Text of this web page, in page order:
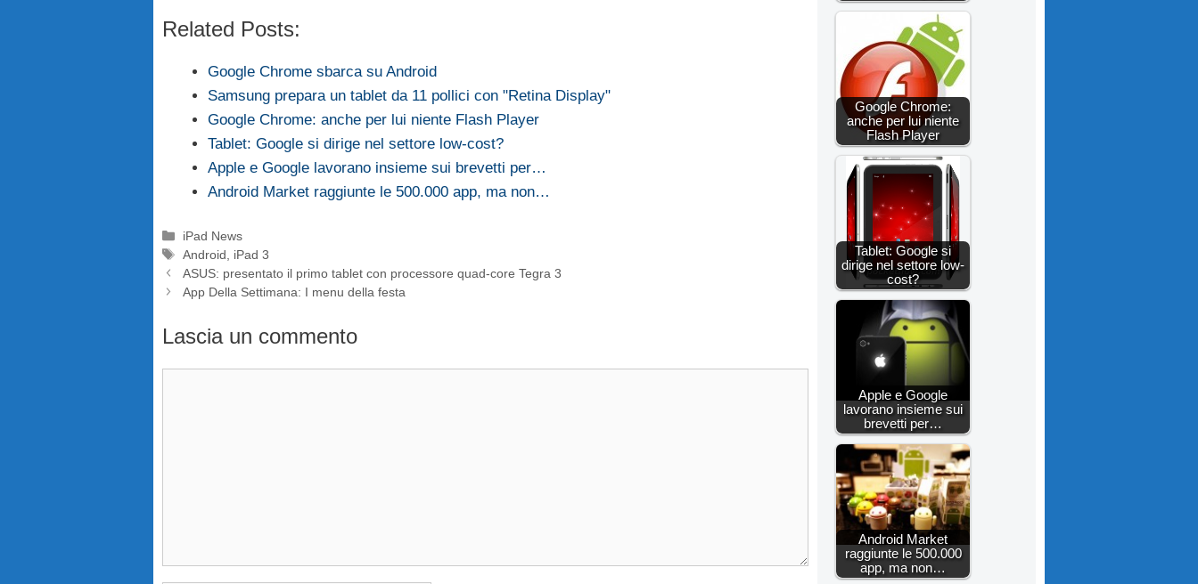
Related Posts:
Google Chrome sbarca su Android
Samsung prepara un tablet da 11 pollici con "Retina Display"
Google Chrome: anche per lui niente Flash Player
Tablet: Google si dirige nel settore low-cost?
Apple e Google lavorano insieme sui brevetti per…
Android Market raggiunte le 500.000 app, ma non…
Categorie
iPad News
Tag
Android
iPad 3
ASUS: presentato il primo tablet con processore quad-core Tegra 3
App Della Settimana: I menu della festa
Lascia un commento
Google Chrome:
anche per lui niente
Flash Player
Tablet: Google si
dirige nel settore low-
cost?
Apple e Google
lavorano insieme sui
brevetti per…
Android Market
raggiunte le 500.000
app, ma non…